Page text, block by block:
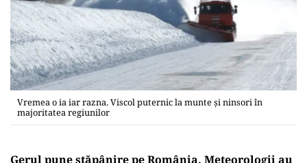
Vremea o ia iar razna. Viscol puternic la munte și ninsori în
majoritatea regiunilor
Gerul pune stăpânire pe România. Meteorologii au